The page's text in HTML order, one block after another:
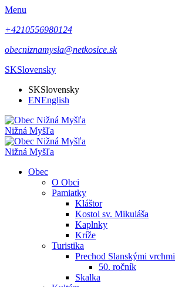
Menu
+4210556980124
obecniznamysla@netkosice.sk
SKSlovensky
SKSlovensky
ENEnglish
Nižná Myšľa
Nižná Myšľa
Obec
O Obci
Pamiatky
Kláštor
Kostol sv. Mikuláša
Kaplnky
Kríže
Turistika
Prechod Slanskými vrchmi
50. ročník
Skalka